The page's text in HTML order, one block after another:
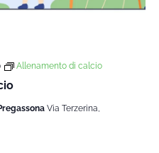
Allenamento di calcio
Via Terzerina,